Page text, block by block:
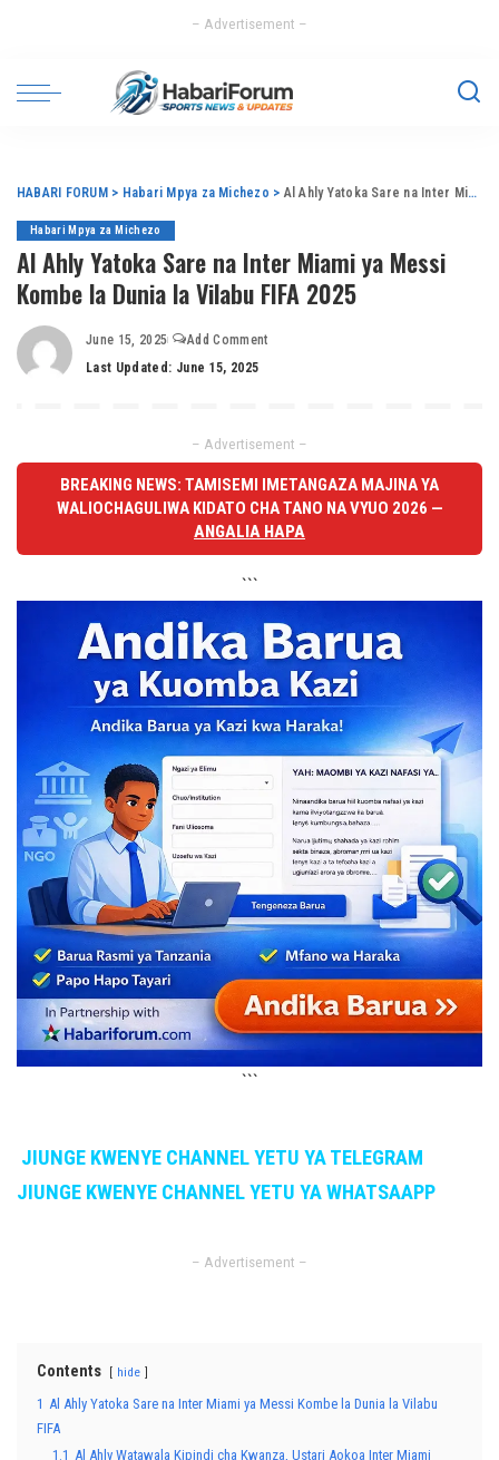
– Advertisement –
HABARI FORUM > Habari Mpya za Michezo > Al Ahly Yatoka Sare na Inter Miami ya Messi Kombe la Dunia la Vilabu FIFA 2025
Habari Mpya za Michezo
Al Ahly Yatoka Sare na Inter Miami ya Messi
Kombe la Dunia la Vilabu FIFA 2025
June 15, 2025
Add Comment
Last Updated: June 15, 2025
– Advertisement –
BREAKING NEWS: TAMISEMI IMETANGAZA MAJINA YA
WALIOCHAGULIWA KIDATO CHA TANO NA VYUO 2026 —
ANGALIA HAPA
```
```
JIUNGE KWENYE CHANNEL YETU YA TELEGRAM
JIUNGE KWENYE CHANNEL YETU YA WHATSAAPP
– Advertisement –
Contents hide
1 Al Ahly Yatoka Sare na Inter Miami ya Messi Kombe la Dunia la Vilabu
FIFA
1.1 Al Ahly Watawala Kipindi cha Kwanza, Ustari Aokoa Inter Miami